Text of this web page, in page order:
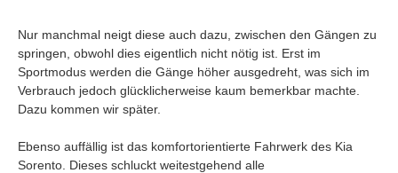
Nur manchmal neigt diese auch dazu, zwischen den Gängen zu
springen, obwohl dies eigentlich nicht nötig ist. Erst im
Sportmodus werden die Gänge höher ausgedreht, was sich im
Verbrauch jedoch glücklicherweise kaum bemerkbar machte.
Dazu kommen wir später.
Ebenso auffällig ist das komfortorientierte Fahrwerk des Kia
Sorento. Dieses schluckt weitestgehend alle